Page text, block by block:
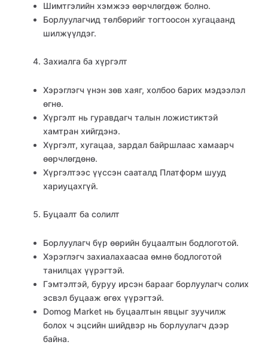
Шимтгэлийн хэмжээ өөрчлөгдөж болно.
Борлуулагчид төлбөрийг тогтоосон хугацаанд
шилжүүлдэг.
Захиалга ба хүргэлт
Хэрэглэгч үнэн зөв хаяг, холбоо барих мэдээлэл
өгнө.
Хүргэлт нь гуравдагч талын ложистиктэй
хамтран хийгдэнэ.
Хүргэлт, хугацаа, зардал байршлаас хамаарч
өөрчлөгдөнө.
Хүргэлтээс үүссэн сааталд Платформ шууд
хариуцахгүй.
Буцаалт ба солилт
Борлуулагч бүр өөрийн буцаалтын бодлоготой.
Хэрэглэгч захиалахаасаа өмнө бодлоготой
танилцах үүрэгтэй.
Гэмтэлтэй, буруу ирсэн барааг борлуулагч солих
эсвэл буцааж өгөх үүрэгтэй.
Domog Market нь буцаалтын явцыг зуучилж
болох ч эцсийн шийдвэр нь борлуулагч дээр
байна.